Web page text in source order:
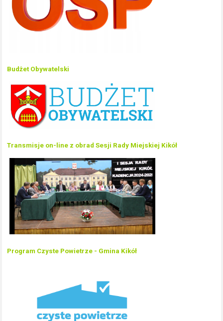
Budżet Obywatelski
Transmisje on-line z obrad Sesji Rady Miejskiej Kikół
Program Czyste Powietrze - Gmina Kikół